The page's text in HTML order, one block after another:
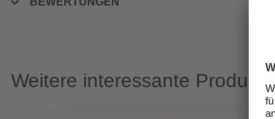
Weitere interessante Produkte